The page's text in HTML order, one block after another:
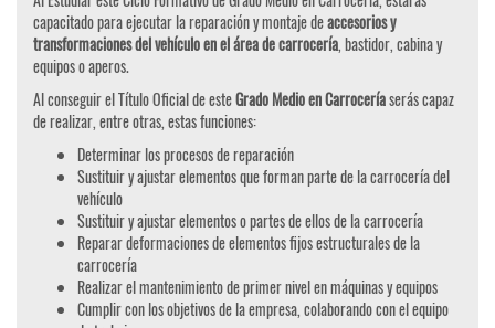
capacitado para ejecutar la reparación y montaje deaccesorios y
transformaciones del vehículo en el área de carrocería, bastidor, cabina y
equipos o aperos.
Al conseguir el Título Oficial de esteGrado Medio en Carroceríaserás capaz
de realizar, entre otras, estas funciones:
Determinar los procesos de reparación
Sustituir y ajustar elementos que forman parte de la carrocería del
vehículo
Sustituir y ajustar elementos o partes de ellos de la carrocería
Reparar deformaciones de elementos fijos estructurales de la
carrocería
Realizar el mantenimiento de primer nivel en máquinas y equipos
Cumplir con los objetivos de la empresa, colaborando con el equipo